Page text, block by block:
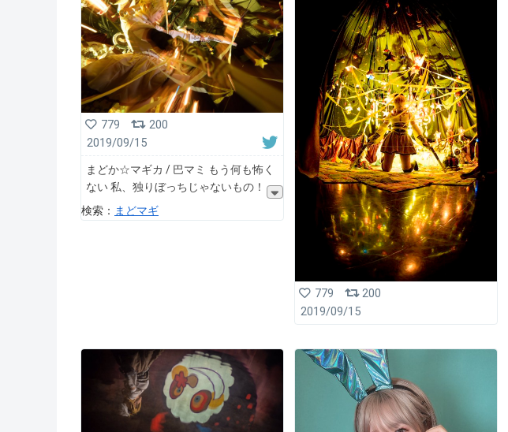
779
200
2019/09/15
まどか☆マギカ / 巴マミ もう何も怖く
ない 私、独りぼっちじゃないもの！
検索： まどマギ
779
200
2019/09/15